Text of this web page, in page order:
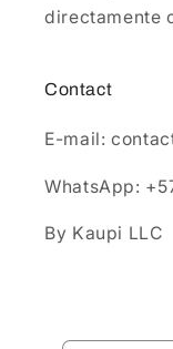
directamente
Contact
E-mail:
WhatsApp:
By Kaupi LLC